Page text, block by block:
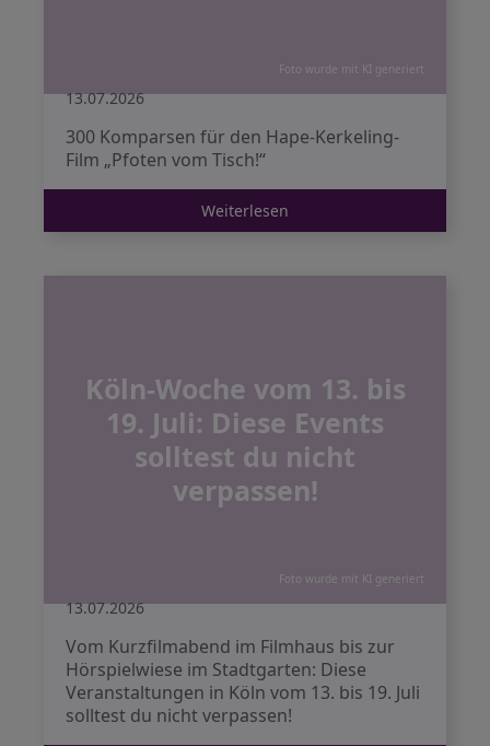
Foto wurde mit KI generiert
13.07.2026
300 Komparsen für den Hape-Kerkeling-
Film „Pfoten vom Tisch!“
Weiterlesen
Köln-Woche vom 13. bis
19. Juli: Diese Events
solltest du nicht
verpassen!
Foto wurde mit KI generiert
13.07.2026
Vom Kurzfilmabend im Filmhaus bis zur
Hörspielwiese im Stadtgarten: Diese
Veranstaltungen in Köln vom 13. bis 19. Juli
solltest du nicht verpassen!